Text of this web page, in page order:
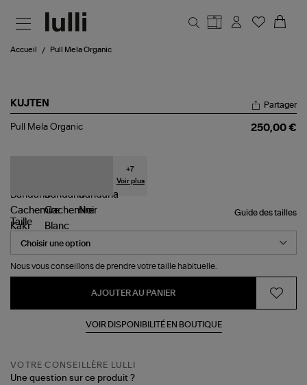
Accueil Pull Mela Organic
KUJTEN
Pull
Partager
Pull Mela Organic 250,00 €
+7
Voir plus
Guide des tailles
Taille
Nous vous conseillons de prendre votre taille habituelle.
AJOUTER AU PANIER
VOIR DISPONIBILITÉ EN BOUTIQUE
VOTRE CONSEILLÈRE LULLI
Une question sur ce produit ?